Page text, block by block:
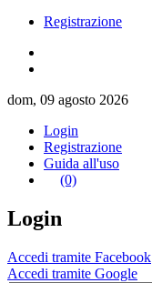
Registrazione
dom, 09 agosto 2026
Login
Registrazione
Guida all'uso
(0)
Login
Accedi tramite Facebook
Accedi tramite Google